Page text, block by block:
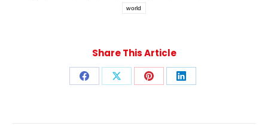
world
Share This Article
Deel
Deel
Deel
Deel